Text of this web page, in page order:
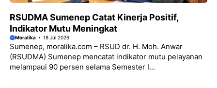
RSUDMA Sumenep Catat Kinerja Positif,
Indikator Mutu Meningkat
Moralika 18 Jul 2026
Sumenep, moralika.com – RSUD dr. H. Moh. Anwar
(RSUDMA) Sumenep mencatat indikator mutu pelayanan
melampaui 90 persen selama Semester I...